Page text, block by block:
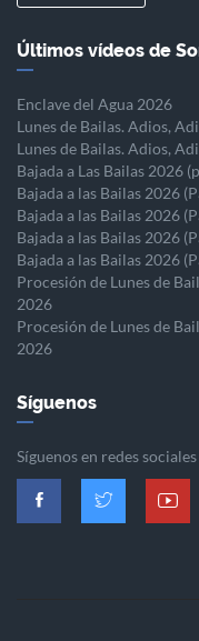
Últimos vídeos de
Enclave del Agua 2026
Lunes de Bailas. Adios,
Lunes de Bailas. Adios,
Bajada a Las Bailas 2026
Bajada a las Bailas 2026
Bajada a las Bailas 2026
Bajada a las Bailas 2026
Bajada a las Bailas 2026
Procesión de Lunes de
2026
Procesión de Lunes de
2026
Síguenos
Síguenos en redes